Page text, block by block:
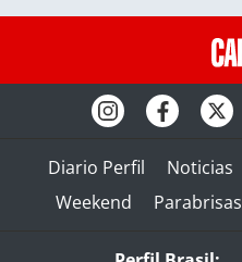
Diario Perfil Noticias
Weekend
Parabrisas